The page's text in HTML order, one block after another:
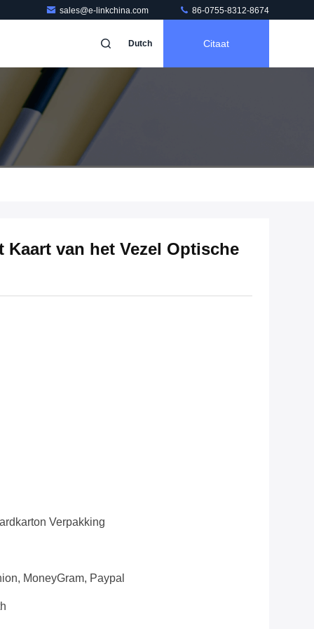
sales@e-linkchina.com 86-0755-8312-8674
Dutch Citaat
Kaart van het Vezel Optische
Verpakking
MoneyGram, Paypal